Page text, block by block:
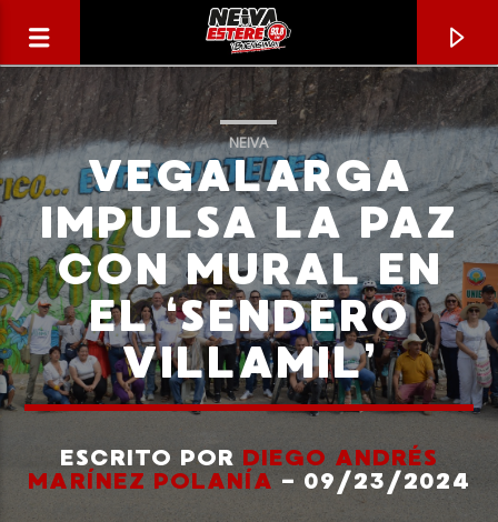
CANCIÓN ACTUAL
TÍTULO
ARTISTA
NEIVA
VEGALARGA
IMPULSA LA PAZ
CON MURAL EN
EL ‘SENDERO
VILLAMIL’
ESCRITO POR DIEGO ANDRÉS
MARÍNEZ POLANÍA- 09/23/2024